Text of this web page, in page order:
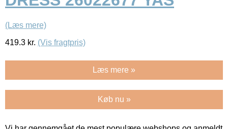
(Læs mere)
419.3 kr. (Vis fragtpris)
Læs mere »
Køb nu »